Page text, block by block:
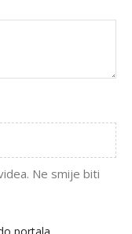
Ne smije biti